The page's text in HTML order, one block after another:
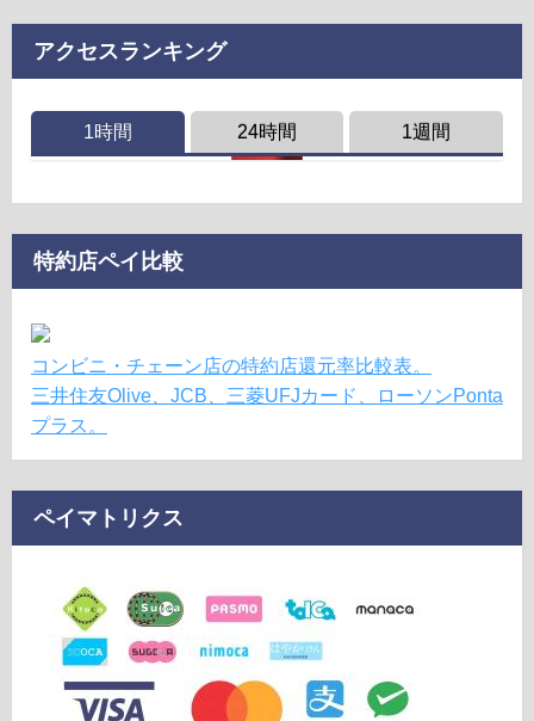
アクセスランキング
1時間 24時間 1週間
特約店ペイ比較
コンビニ・チェーン店の特約店還元率比較表。
三井住友Olive、JCB、三菱UFJカード、ローソンPonta
プラス。
ペイマトリクス